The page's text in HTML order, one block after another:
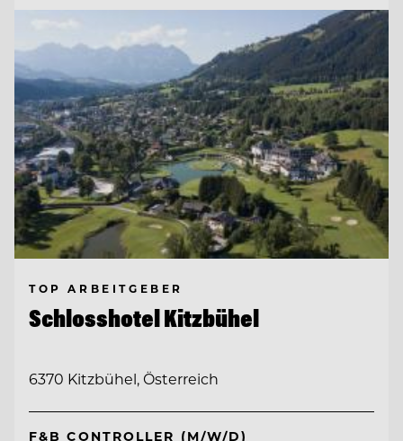
TOP ARBEITGEBER
Schlosshotel Kitzbühel
6370 Kitzbühel, Österreich
F&B CONTROLLER (M/W/D)